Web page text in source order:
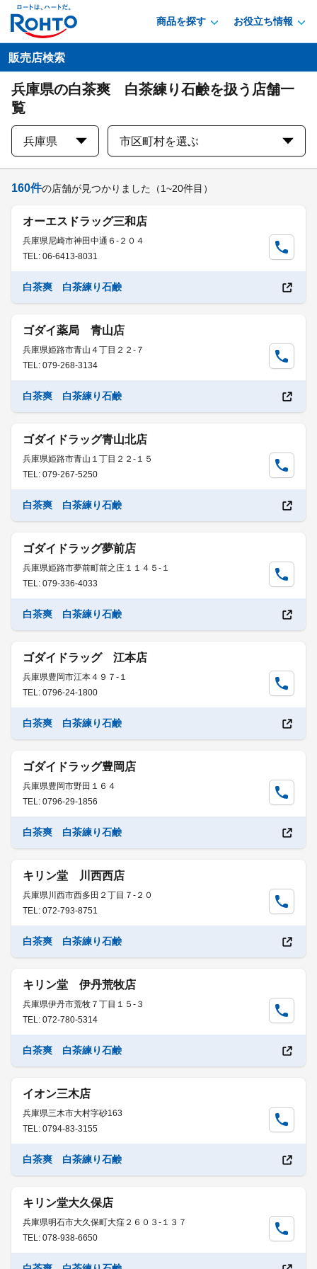
商品を探す お役立ち情報
販売店検索
兵庫県の白茶爽 白茶練り石鹸を扱う店舗一
覧
兵庫県 市区町村を選ぶ
160件の店舗が見つかりました （1~20件目）
オーエスドラッグ三和店
兵庫県尼崎市神田中通６-２０４
TEL: 06-6413-8031
白茶爽 白茶練り石鹸
ゴダイ薬局 青山店
兵庫県姫路市青山４丁目２２-７
TEL: 079-268-3134
白茶爽 白茶練り石鹸
ゴダイドラッグ青山北店
兵庫県姫路市青山１丁目２２-１５
TEL: 079-267-5250
白茶爽 白茶練り石鹸
ゴダイドラッグ夢前店
兵庫県姫路市夢前町前之庄１１４５-１
TEL: 079-336-4033
白茶爽 白茶練り石鹸
ゴダイドラッグ 江本店
兵庫県豊岡市江本４９７-１
TEL: 0796-24-1800
白茶爽 白茶練り石鹸
ゴダイドラッグ豊岡店
兵庫県豊岡市野田１６４
TEL: 0796-29-1856
白茶爽 白茶練り石鹸
キリン堂 川西西店
兵庫県川西市西多田２丁目７-２０
TEL: 072-793-8751
白茶爽 白茶練り石鹸
キリン堂 伊丹荒牧店
兵庫県伊丹市荒牧７丁目１５-３
TEL: 072-780-5314
白茶爽 白茶練り石鹸
イオン三木店
兵庫県三木市大村字砂163
TEL: 0794-83-3155
白茶爽 白茶練り石鹸
キリン堂大久保店
兵庫県明石市大久保町大窪２６０３-１３７
TEL: 078-938-6650